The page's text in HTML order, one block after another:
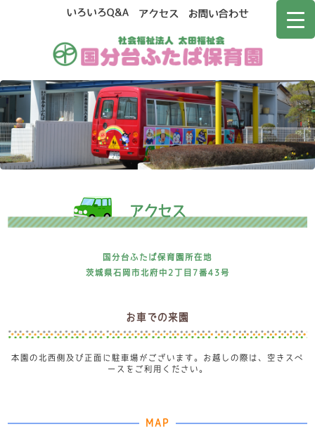
アクセス
国分台ふたば保育園所在地
茨城県石岡市北府中2丁目7番43号
お車での来園
本園の北西側及び正面に駐車場がございます。お越しの際は、空きスペ
ースをご利用ください。
MAP